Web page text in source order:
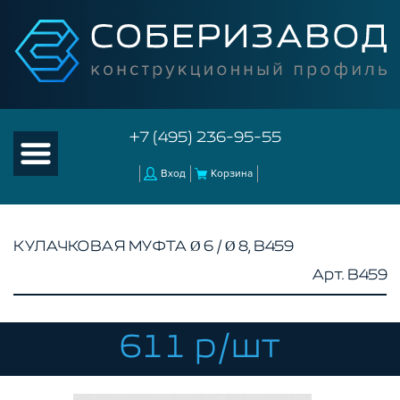
+7 (495) 236-95-55
Вход Корзина
КОМПЛЕКТУЮЩИЕ К ЧПУ
АКСЕССУАРЫ ДЛЯ V-ПАЗА
КУЛАЧКОВАЯ МУФТА Ø 6 / Ø 8, B459
Арт. B459
611 р/шт